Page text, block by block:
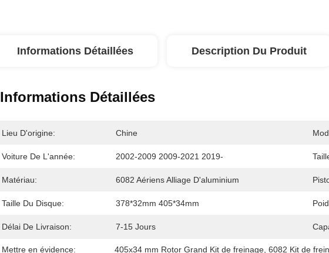
Informations Détaillées Description Du Produit
Informations Détaillées
Lieu D'origine: Chine
Voiture De L'année: 2002-2009 2009-2021 2019-
Matériau: 6082 Aériens Alliage D'aluminium
Taille Du Disque: 378*32mm 405*34mm
Délai De Livraison: 7-15 Jours
Mettre en évidence: 405x34 mm Rotor Grand Kit de freinage , 6082 Kit de